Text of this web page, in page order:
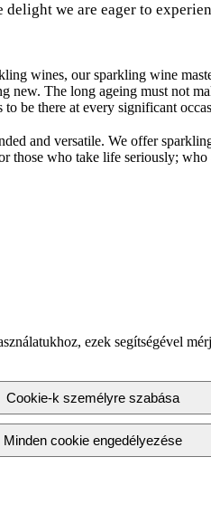
we are eager to
wines, our sparkling wine
new. The long ageing must not
be there at every significant
and versatile. We offer
who take life seriously;
ezek segítségével
Cookie-k személyre szabása
Minden cookie engedélyezése